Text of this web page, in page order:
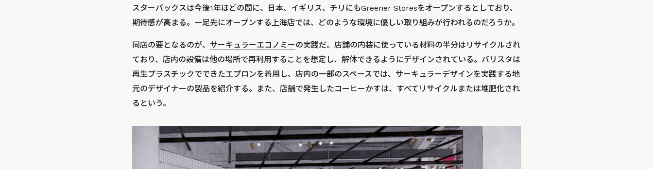
スターバックスは今後1年ほどの間に、日本、イギリス、チリにもGreener Storesをオープンするとしており、
期待感が高まる。一足先にオープンする上海店では、どのような環境に優しい取り組みが行われるのだろうか。
同店の要となるのが、 サーキュラーエコノミーの実践だ。店舗の内装に使っている材料の半分はリサイクルされ
ており、店内の設備は他の場所で再利用することを想定し、解体できるようにデザインされている。バリスタは
再生プラスチックでできたエプロンを着用し、店内の一部のスペースでは、サーキュラーデザインを実践する地
元のデザイナーの製品を紹介する。また、店舗で発生したコーヒーかすは、すべてリサイクルまたは堆肥化され
るという。